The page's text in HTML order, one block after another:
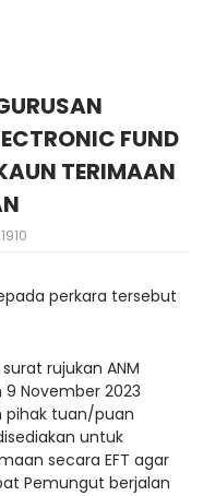
FUND
TERIMAAN
1910
perkara tersebut
rujukan ANM
November 2023
pihak tuan/puan
untuk
secara EFT agar
Pemungut berjalan